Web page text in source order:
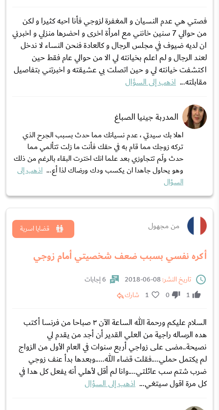
فصتي هي عدم النسيان و المغفرة لزوجي فأنا احبه كثيرا و لكن
من حوالي 7 سنين خانني مع امرأة اخرى و احضرها منزلي و اخبرني
ان لديه ضيوف في مجلس الرجال و كالعادة فنحن النساء لا ندخل
لعند الرجال و لم اعلم بخيانته لي الا من حوالي عام فقط حين
اكتشفت خيانته لي و حين اتصلت بي عشيقته و اخبرتني بتفاصيل
مقابلته... اذهب إلى السؤال
المدربة جينيا الصباغ
اهلا بك سيدتي ، عدم نسيانك مما حدث بسبب الجرح الذي
تركه زوجك مما قام به في حقك فأنت ما زلت تتألمي مما
حدث ولَم تتجاوزي بعد علما انك اخترت البقاء بالرغم من ذلك
وهو يحاول جاهدا ان يكسب ودك ورضاك لذا أع... اذهب إلى
السؤال
من مجهول
أكره نفسي بسبب ضعف شخصيتي أمام زوجي
قضايا اسرية
تاريخ النشر:
6 إجابات
1
0
1 شارك
السلام عليكم ورحمة الله الساعة الآن ٣ صباحا من فرنسا أكتب
هده الرساله راجية من العلي القدير أن أجد من يقدم لي
نصيحة..مضى على زواجي أربع سنوات في العام الأول من الزواج
لم يكتمل حملي....فقلت قضاء الله.....وبعدها بدأ عنف زوجي
ضرب شتم سب عائلتي....وانا لم أقل لأهلي أنه يفعل كل هدا في
كل مرة اقول سيتغي... اذهب إلى السؤال